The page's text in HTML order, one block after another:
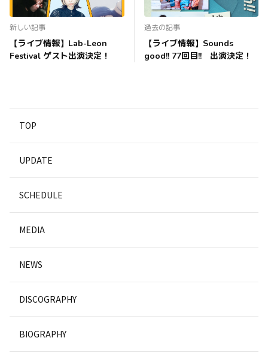
新しい記事
【ライブ情報】Lab-Leon
Festival ゲスト出演決定！
過去の記事
【ライブ情報】Sounds
good!! 77回目!! 出演決定！
TOP
UPDATE
SCHEDULE
MEDIA
NEWS
DISCOGRAPHY
BIOGRAPHY